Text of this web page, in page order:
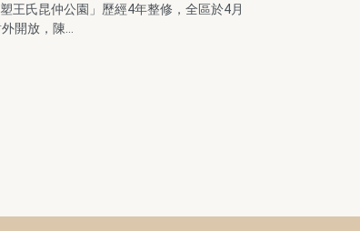
王氏昆仲公園」歷經4年整修，全區於4月
開放，陳...